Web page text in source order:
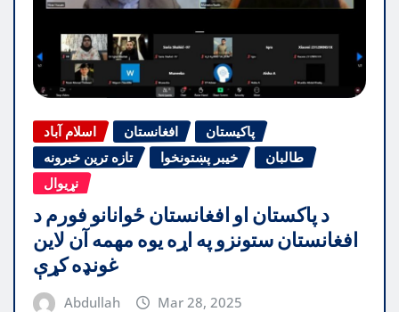
اسلام آباد افغانستان
پاکیستان
تازه ترین خبرونه
خیبر پښتونخوا
طالبان
نړیوال
د پاکستان او افغانستان ځوانانو فورم د
افغانستان ستونزو په اړه یوه مهمه آن لاین
غونډه کړې
Abdullah Mar 28, 2025